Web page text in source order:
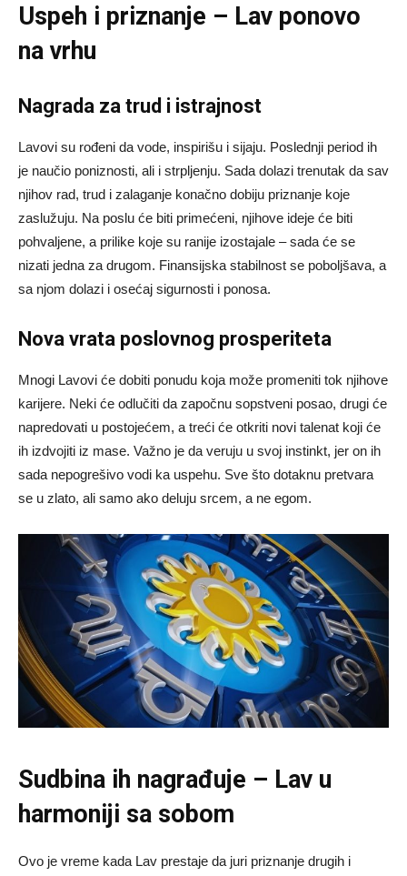
Uspeh i priznanje – Lav ponovo
na vrhu
Nagrada za trud i istrajnost
Lavovi su rođeni da vode, inspirišu i sijaju. Poslednji period ih
je naučio poniznosti, ali i strpljenju. Sada dolazi trenutak da sav
njihov rad, trud i zalaganje konačno dobiju priznanje koje
zaslužuju. Na poslu će biti primećeni, njihove ideje će biti
pohvaljene, a prilike koje su ranije izostajale – sada će se
nizati jedna za drugom. Finansijska stabilnost se poboljšava, a
sa njom dolazi i osećaj sigurnosti i ponosa.
Nova vrata poslovnog prosperiteta
Mnogi Lavovi će dobiti ponudu koja može promeniti tok njihove
karijere. Neki će odlučiti da započnu sopstveni posao, drugi će
napredovati u postojećem, a treći će otkriti novi talenat koji će
ih izdvojiti iz mase. Važno je da veruju u svoj instinkt, jer on ih
sada nepogrešivo vodi ka uspehu. Sve što dotaknu pretvara
se u zlato, ali samo ako deluju srcem, a ne egom.
Sudbina ih nagrađuje – Lav u
harmoniji sa sobom
Ovo je vreme kada Lav prestaje da juri priznanje drugih i